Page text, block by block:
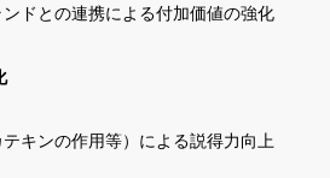
ドとの連携による付加価値の強化
キンの作用等）による説得力向上